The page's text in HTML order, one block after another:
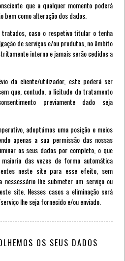
que a qualquer momento poderá
bem como alteração dos dados.
tratados, caso o respetivo titular o tenha
de serviços e/ou produtos, no âmbito
interno e jamais serão cedidos a
do cliente/utilizador, este poderá ser
que, contudo, a licitude do tratamento
previamente dado seja
adoptámos uma posição e meios
apenas a sua permissão das nossas
os seus dados por completo, o que
maioria das vezes de forma automática
neste site para esse efeito, sem
nessessário lhe submeter um serviço ou
site. Nesses casos a eliminação será
lhe seja fornecido e/ou enviado.
OS SEUS DADOS